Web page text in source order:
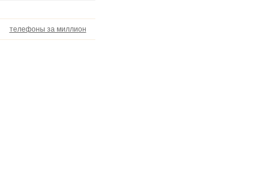
телефоны за миллион